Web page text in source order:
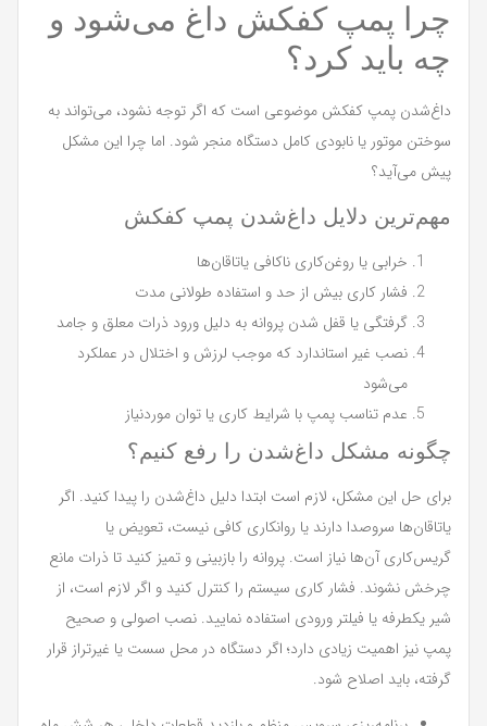
چرا پمپ کفکش داغ می‌شود و
چه باید کرد؟
داغ‌شدن پمپ کفکش موضوعی است که اگر توجه نشود، می‌تواند به
سوختن موتور یا نابودی کامل دستگاه منجر شود. اما چرا این مشکل
پیش می‌آید؟
مهم‌ترین دلایل داغ‌شدن پمپ کفکش
خرابی یا روغن‌کاری ناکافی یاتاقان‌ها
فشار کاری بیش از حد و استفاده طولانی مدت
گرفتگی یا قفل شدن پروانه به دلیل ورود ذرات معلق و جامد
نصب غیر استاندارد که موجب لرزش و اختلال در عملکرد
می‌شود
عدم تناسب پمپ با شرایط کاری یا توان موردنیاز
چگونه مشکل داغ‌شدن را رفع کنیم؟
برای حل این مشکل، لازم است ابتدا دلیل داغ‌شدن را پیدا کنید. اگر
یاتاقان‌ها سروصدا دارند یا روانکاری کافی نیست، تعویض یا
گریس‌کاری آن‌ها نیاز است. پروانه را بازبینی و تمیز کنید تا ذرات مانع
چرخش نشوند. فشار کاری سیستم را کنترل کنید و اگر لازم است، از
شیر یکطرفه یا فیلتر ورودی استفاده نمایید. نصب اصولی و صحیح
پمپ نیز اهمیت زیادی دارد؛ اگر دستگاه در محل سست یا غیرتراز قرار
گرفته، باید اصلاح شود.